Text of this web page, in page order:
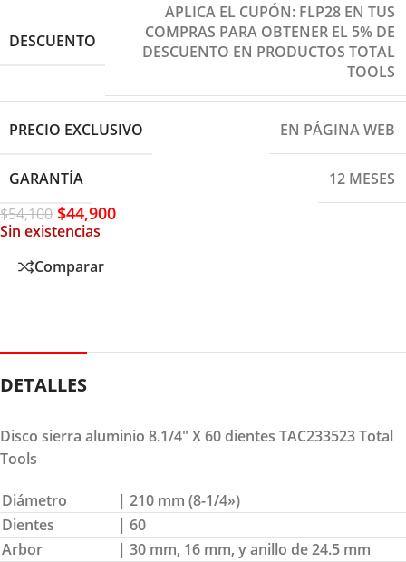
DESCUENTO
APLICA EL CUPÓN: FLP28 EN TUS
COMPRAS PARA OBTENER EL 5% DE
DESCUENTO EN PRODUCTOS TOTAL
TOOLS
PRECIO EXCLUSIVO EN PÁGINA WEB
GARANTÍA
12 MESES
$54,100 $44,900
Sin existencias
Comparar
DETALLES
Disco sierra aluminio 8.1/4″ X 60 dientes TAC233523 Total
Tools
Diámetro
| 210 mm (8-1/4»)
Dientes
| 60
Arbor
| 30 mm, 16 mm, y anillo de 24.5 mm